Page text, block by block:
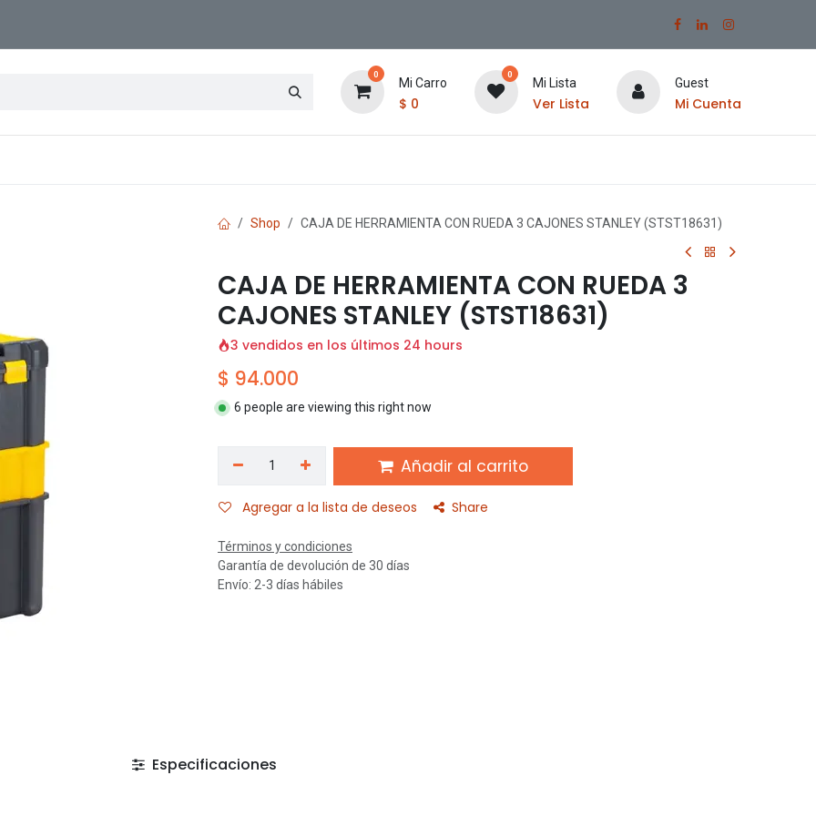
0
Mi Carro
$ 0
0
Mi Lista
Ver Lista
Guest
Mi Cuenta
Shop CAJA DE HERRAMIENTA CON RUEDA 3 CAJONES STANLEY (STST18631)
CAJA DE HERRAMIENTA CON RUEDA 3
CAJONES STANLEY (STST18631)
3 vendidos en los últimos 24 hours
$ 94.000
6 people are viewing this right now
Añadir al carrito
Agregar a la lista de deseos Share
Términos y condiciones
Garantía de devolución de 30 días
Envío: 2-3 días hábiles
Especificaciones